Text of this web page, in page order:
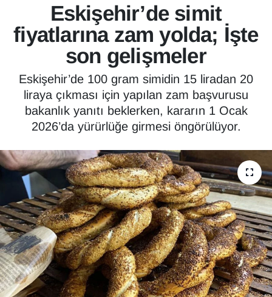
Eskişehir’de simit
fiyatlarına zam yolda; İşte
son gelişmeler
Eskişehir’de 100 gram simidin 15 liradan 20
liraya çıkması için yapılan zam başvurusu
bakanlık yanıtı beklerken, kararın 1 Ocak
2026’da yürürlüğe girmesi öngörülüyor.
Son Dakika Haberleri
Haber Arşivi